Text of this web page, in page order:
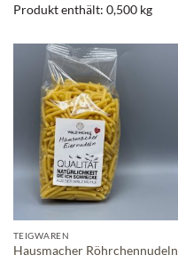
Produkt enthält: 0,500 kg
TEIGWAREN
Hausmacher Röhrchennudeln